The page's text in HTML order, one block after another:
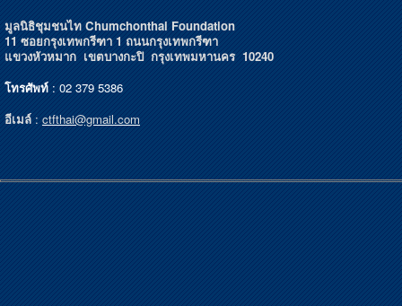
มูลนิธิชุมชนไท Chumchonthai Foundation
11 ซอยกรุงเทพกรีฑา 1 ถนนกรุงเทพกรีฑา
แขวงหัวหมาก เขตบางกะปิ กรุงเทพมหานคร 10240
โทรศัพท์: 02 379 5386
อีเมล์: ctfthai@gmail.com